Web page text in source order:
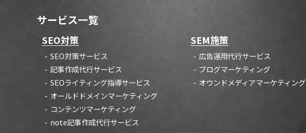
サービス一覧
SEO対策
SEO対策サービス
記事作成代行サービス
SEOライティング指導サービス
オールドドメインマーケティング
コンテンツマーケティング
note記事作成代行サービス
SEM施策
広告運用代行サービス
ブログマーケティング
オウンドメディアマーケティング